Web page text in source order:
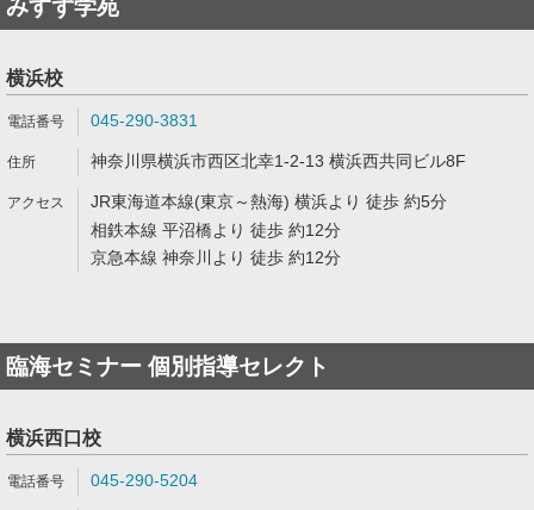
みすず学苑
横浜校
045-290-3831
神奈川県横浜市西区北幸1-2-13 横浜西共同ビル8F
JR東海道本線(東京～熱海) 横浜より 徒歩 約5分
相鉄本線 平沼橋より 徒歩 約12分
京急本線 神奈川より 徒歩 約12分
臨海セミナー 個別指導セレクト
横浜西口校
045-290-5204